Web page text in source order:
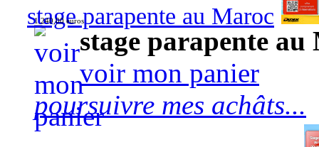
stage parapente au Maroc
1 240,00 euros
stage parapente au
voir mon panier
poursuivre mes achâts...